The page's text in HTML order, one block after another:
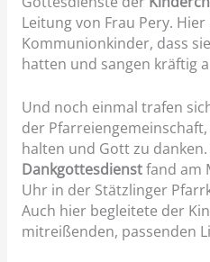
Leitung von Frau Pery.
Kommunionkinder, dass
hatten und sangen kräftig
Und noch einmal trafen
der
halten und Gott zu
Dankgottesdienstfand am
Uhr in der Stätzlinger
Auch hier begleitete der
mitreißenden, passenden